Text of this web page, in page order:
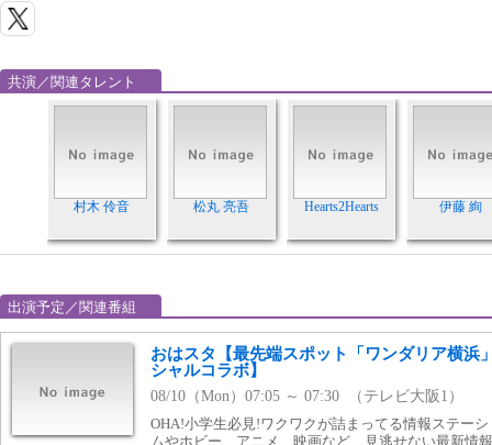
共演／関連タレント
村木 伶音 松丸 亮吾 Hearts2Hearts 伊藤 絢
出演予定／関連番組
おはスタ【最先端スポット「ワンダリア横浜
シャルコラボ】
08/10（Mon）07:05 ～ 07:30 （テレビ大阪1）
OHA!小学生必見!ワクワクが詰まってる情報ステー
ムやホビー、アニメ、映画など…見逃せない最新情